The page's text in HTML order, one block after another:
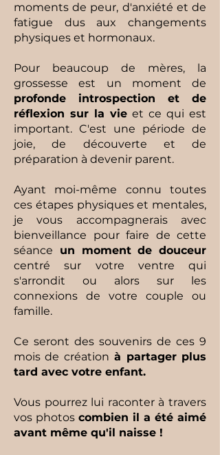
moments de peur, d'anxiété et de
fatigue dus aux changements
physiques et hormonaux.
Pour beaucoup de mères, la
grossesse est un moment de
profonde introspection et de
réflexion sur la vieet ce qui est
important. C'est une période de
joie, de découverte et de
préparation à devenir parent.
Ayant moi-même connu toutes
ces étapes physiques et mentales,
je vous accompagnerais avec
bienveillance pour faire de cette
séance un moment de douceur
centré sur votre ventre qui
s'arrondit ou alors sur les
connexions de votre couple ou
famille.
Ce seront des souvenirs de ces 9
mois de création à partager plus
tard avec votre enfant.
Vous pourrez lui raconter à travers
vos photos combien il a été aimé
avant même qu'il naisse !